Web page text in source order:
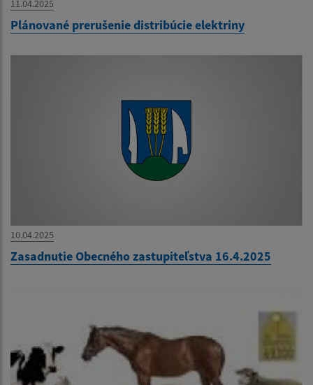
11.04.2025
Plánované prerušenie distribúcie elektriny
10.04.2025
Zasadnutie Obecného zastupiteľstva 16.4.2025